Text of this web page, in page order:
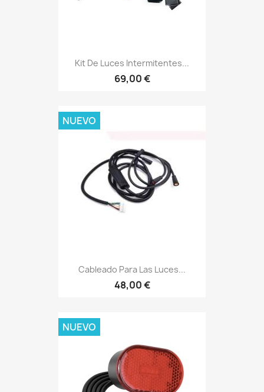
Kit De Luces Intermitentes...
69,00 €
Cableado Para Las Luces...
48,00 €
NUEVO
NUEVO